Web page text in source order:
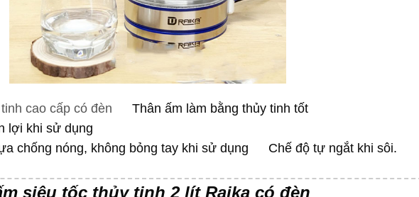
cao cấp có đèn
Thân ấm làm bằng thủy tinh tốt
lợi khi sử dụng
chống nóng, không bỏng tay khi sử dụng
Chế độ tự ngắt khi sôi.
siêu tốc thủy tinh 2 lít Raika có đèn